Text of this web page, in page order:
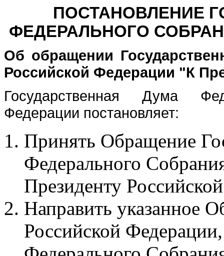
ПОСТАНОВЛЕНИЕ
ФЕДЕРАЛЬНОГО
Об обращении
Российской Федерации "К
Государственная Дума
Федерации постановляет:
Принять Обращение
Федерального
Президенту
Направить указанное
Российской